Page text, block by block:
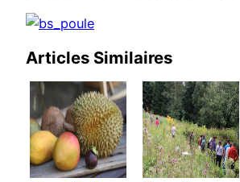
Articles Similaires